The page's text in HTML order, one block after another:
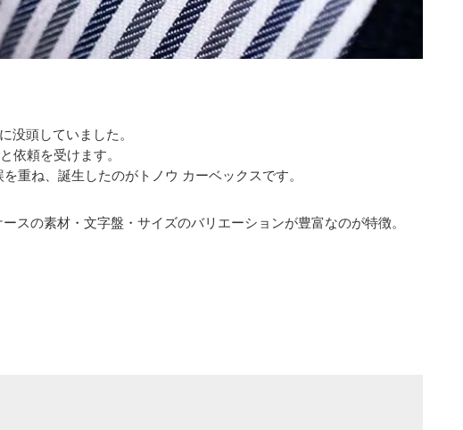
没頭していました。
依頼を受けます。
重ね、誕生したのがトノウ カーベックスです。
スの素材・文字盤・サイズのバリエーションが豊富なのが特徴。